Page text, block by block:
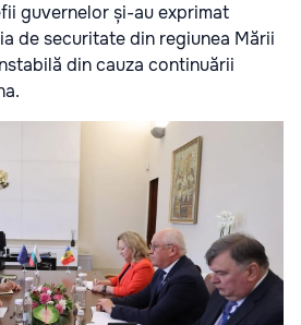
guvernelor și-au exprimat
de securitate din regiunea Mării
din cauza continuării